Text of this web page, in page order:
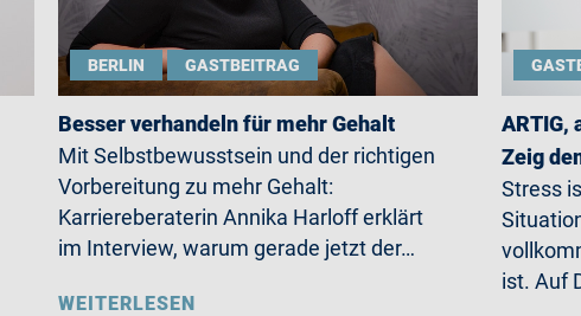
BERLIN GASTBEITRAG
Besser verhandeln für mehr Gehalt
Mit Selbstbewusstsein und der richtigen
Vorbereitung zu mehr Gehalt:
Karriereberaterin Annika Harloff erklärt
im Interview, warum gerade jetzt der…
WEITERLESEN
ARTIG,
Zeig
Stress
ist. Auf